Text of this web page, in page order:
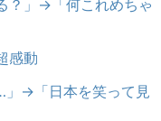
？」→「何これめちゃ
感動
」→「日本を笑って見